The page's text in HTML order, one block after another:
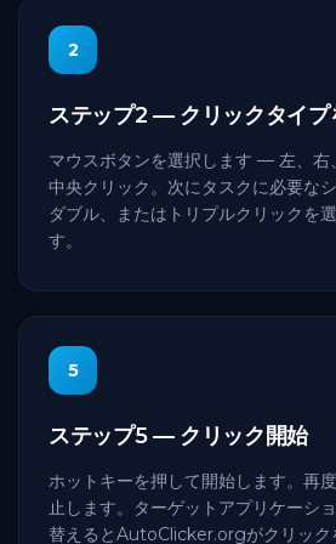
2
ステップ2 — クリックタイプ
マウスボタンを選択します — 左、右
中央クリック。次にタスクに必要なシ
ダブル、またはトリプルクリックを
す。
5
ステップ5 — クリック開始
ホットキーを押して開始します。再
止します。ターゲットアプリケーシ
替えるとAutoClicker.orgがクリック